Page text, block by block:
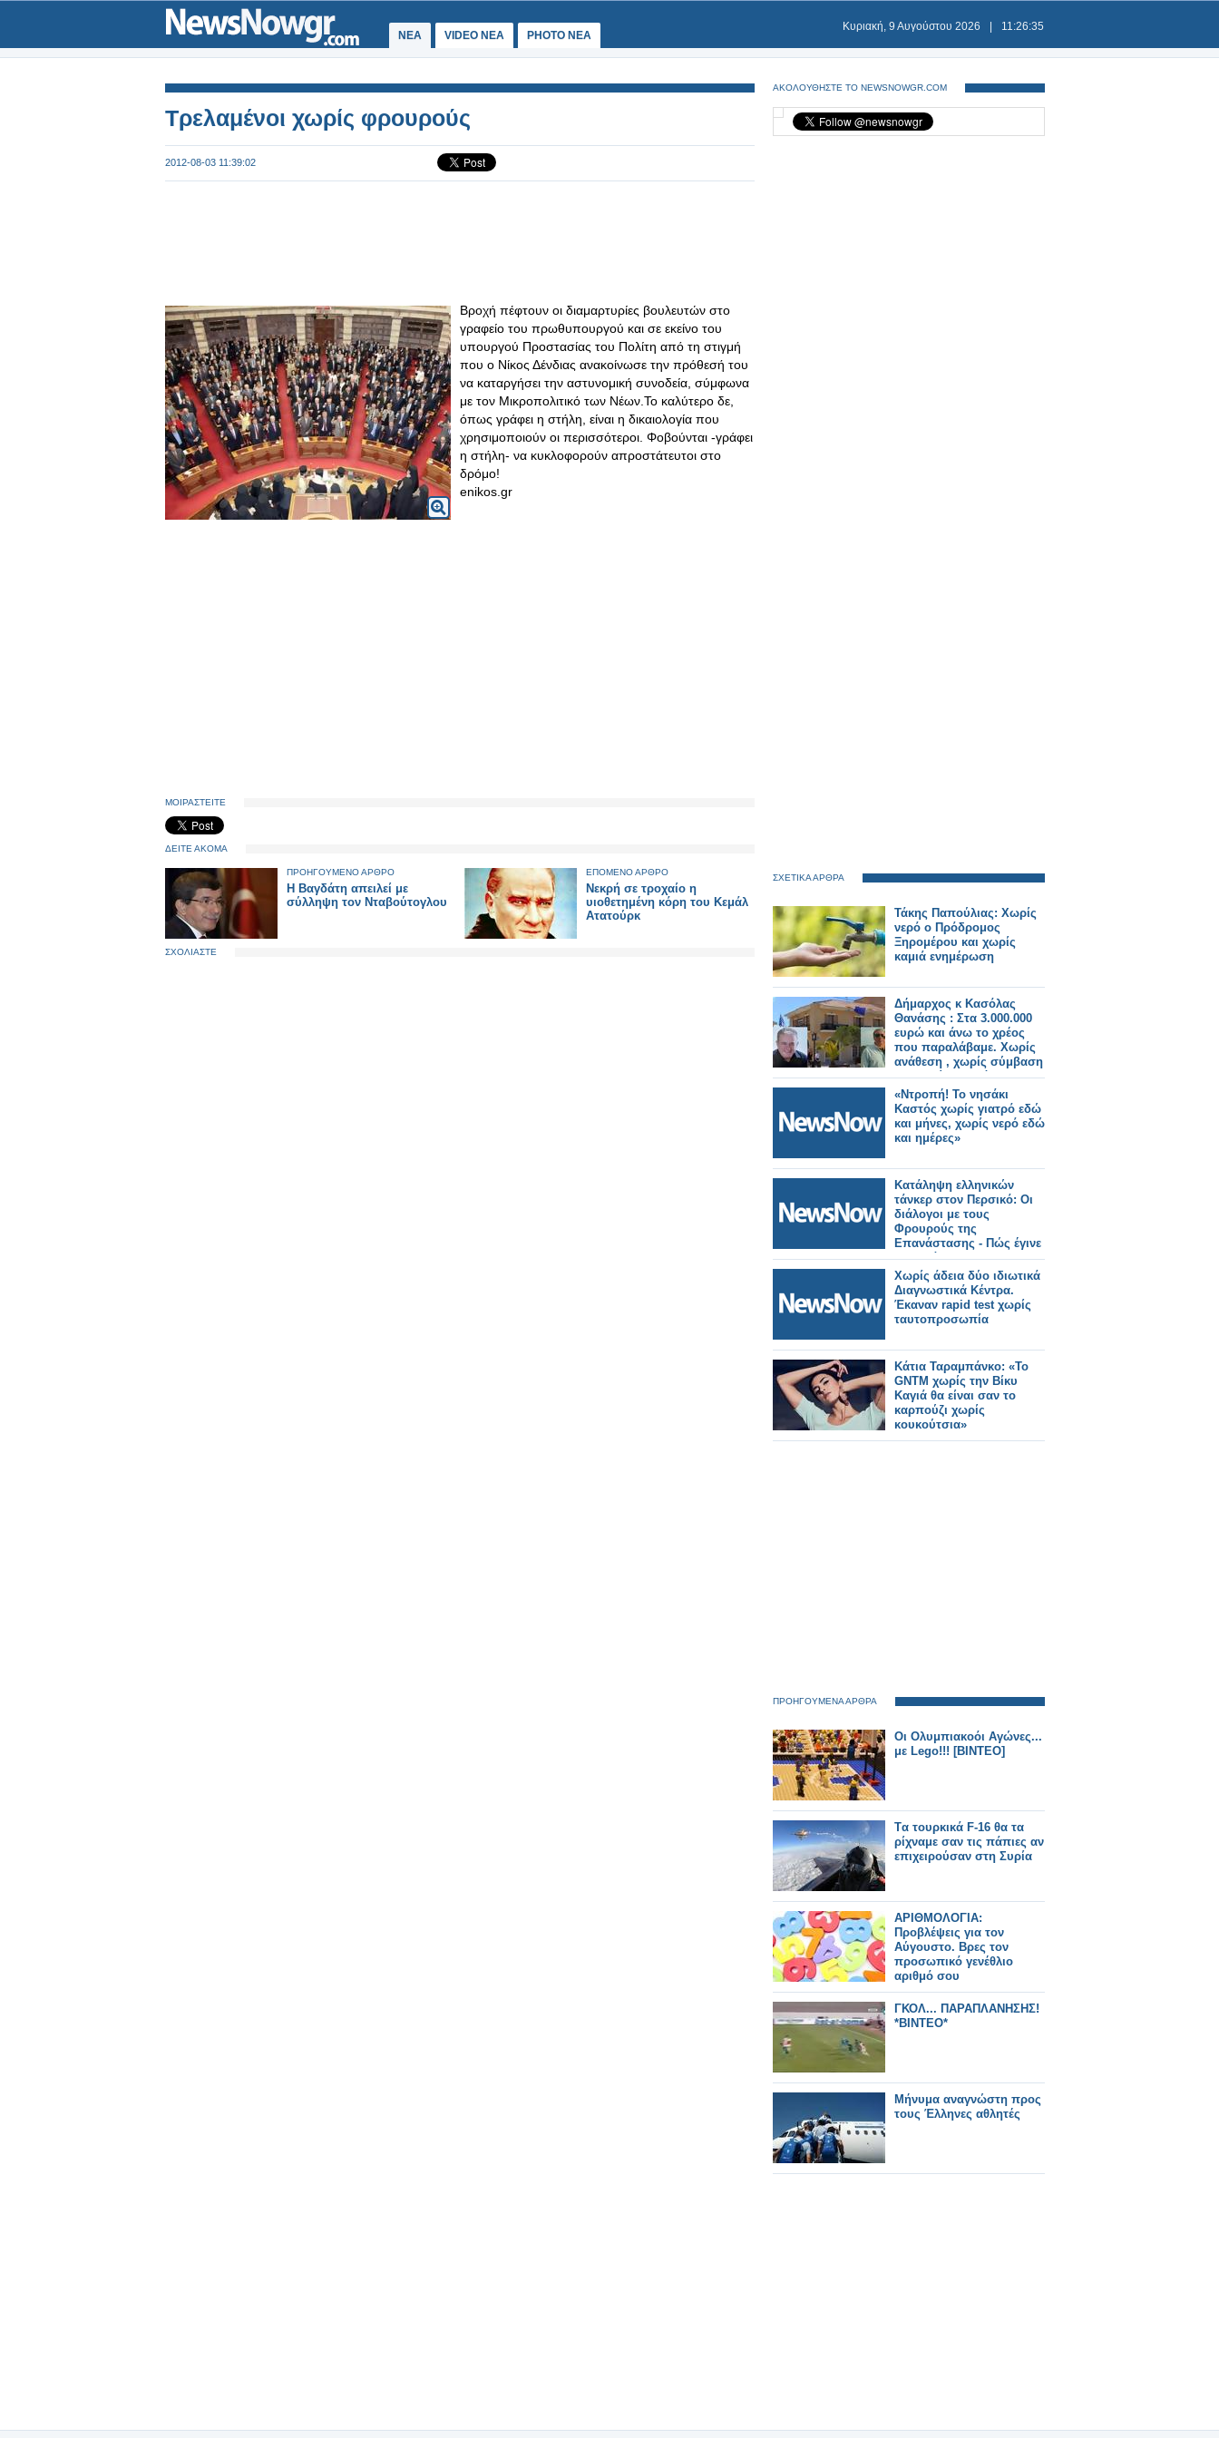
ΝΕΑ VIDEO NEA PHOTO NEA
Κυριακή, 9 Αυγούστου 2026 11:26:36
Τρελαμένοι χωρίς φρουρούς
2012-08-03 11:39:02
Βροχή πέφτουν οι διαμαρτυρίες βουλευτών στο
γραφείο του πρωθυπουργού και σε εκείνο του
υπουργού Προστασίας του Πολίτη από τη στιγμή
που ο Νίκος Δένδιας ανακοίνωσε την πρόθεσή του
να καταργήσει την αστυνομική συνοδεία, σύμφωνα
με τον Μικροπολιτικό των Νέων.Το καλύτερο δε,
όπως γράφει η στήλη, είναι η δικαιολογία που
χρησιμοποιούν οι περισσότεροι. Φοβούνται -γράφει
η στήλη- να κυκλοφορούν απροστάτευτοι στο
δρόμο!
enikos.gr
ΜΟΙΡΑΣΤΕΙΤΕ
ΔΕΙΤΕ ΑΚΟΜΑ
ΠΡΟΗΓΟΥΜΕΝΟ ΑΡΘΡΟ
Η Βαγδάτη απειλεί με
σύλληψη τον Νταβούτογλου
ΕΠΟΜΕΝΟ ΑΡΘΡΟ
Νεκρή σε τροχαίο η
υιοθετημένη κόρη του Κεμάλ
Ατατούρκ
ΣΧΟΛΙΑΣΤΕ
ΑΚΟΛΟΥΘΗΣΤΕ ΤΟ NEWSNOWGR.COM
ΣΧΕΤΙΚΑ ΑΡΘΡΑ
Τάκης Παπούλιας: Χωρίς
νερό ο Πρόδρομος
Ξηρομέρου και χωρίς
καμιά ενημέρωση
Δήμαρχος κ Κασόλας
Θανάσης : Στα 3.000.000
ευρώ και άνω το χρέος
που παραλάβαμε. Χωρίς
ανάθεση , χωρίς σύμβαση
και χωρίς τιμολόγια
900.000 ευρώ
«Ντροπή! Το νησάκι
Καστός χωρίς γιατρό εδώ
και μήνες, χωρίς νερό εδώ
και ημέρες»
Κατάληψη ελληνικών
τάνκερ στον Περσικό: Οι
διάλογοι με τους
Φρουρούς της
Επανάστασης - Πώς έγινε
το ρεσάλτο
Χωρίς άδεια δύο ιδιωτικά
Διαγνωστικά Κέντρα.
Έκαναν rapid test χωρίς
ταυτοπροσωπία
Κάτια Ταραμπάνκο: «Το
GNTM χωρίς την Βίκυ
Καγιά θα είναι σαν το
καρπούζι χωρίς
κουκούτσια»
ΠΡΟΗΓΟΥΜΕΝΑ ΑΡΘΡΑ
Οι Ολυμπιακοόι Αγώνες...
με Lego!!! [BINTEO]
Tα τουρκικά F-16 θα τα
ρίχναμε σαν τις πάπιες αν
επιχειρούσαν στη Συρία
ΑΡΙΘΜΟΛΟΓΙΑ:
Προβλέψεις για τον
Αύγουστο. Βρες τον
προσωπικό γενέθλιο
αριθμό σου
ΓΚΟΛ... ΠΑΡΑΠΛΑΝΗΣΗΣ!
*ΒΙΝΤΕΟ*
Μήνυμα αναγνώστη προς
τους Έλληνες αθλητές